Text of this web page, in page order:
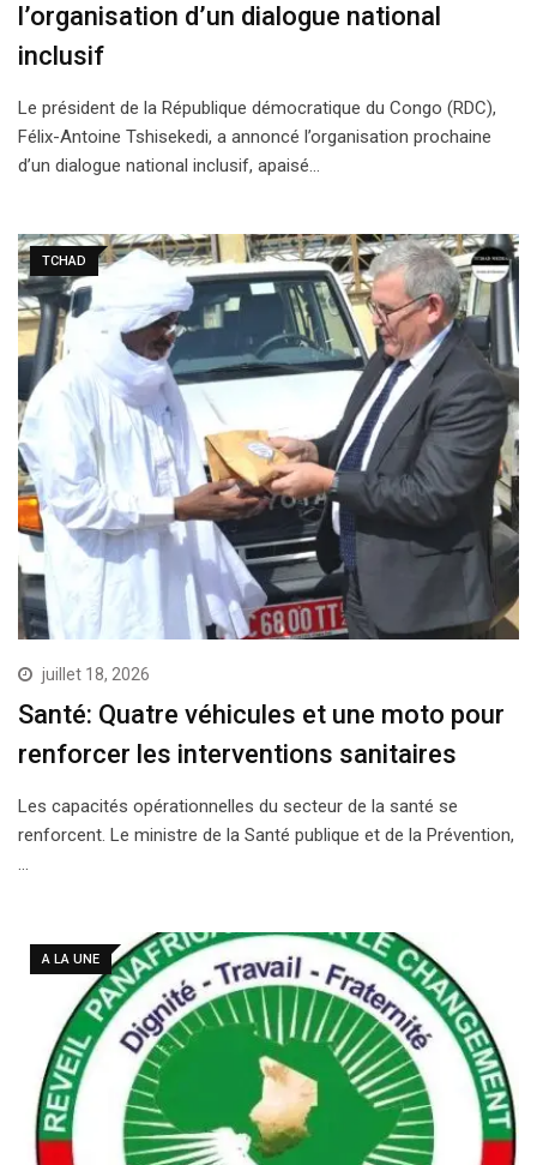
l’organisation d’un dialogue national
inclusif
Le président de la République démocratique du Congo (RDC),
Félix-Antoine Tshisekedi, a annoncé l’organisation prochaine
d’un dialogue national inclusif, apaisé…
TCHAD
juillet 18, 2026
Santé: Quatre véhicules et une moto pour
renforcer les interventions sanitaires
Les capacités opérationnelles du secteur de la santé se
renforcent. Le ministre de la Santé publique et de la Prévention,
…
A LA UNE